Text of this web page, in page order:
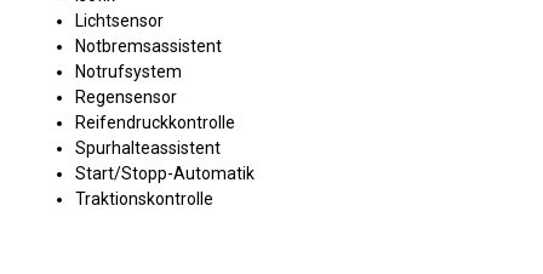
Lichtsensor
Notbremsassistent
Notrufsystem
Regensensor
Reifendruckkontrolle
Spurhalteassistent
Start/Stopp-Automatik
Traktionskontrolle